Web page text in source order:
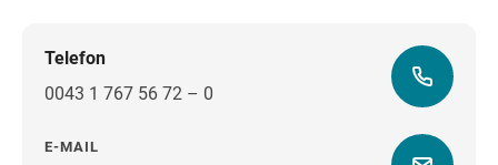
Telefon
0043 1 767 56 72 – 0
E-MAIL